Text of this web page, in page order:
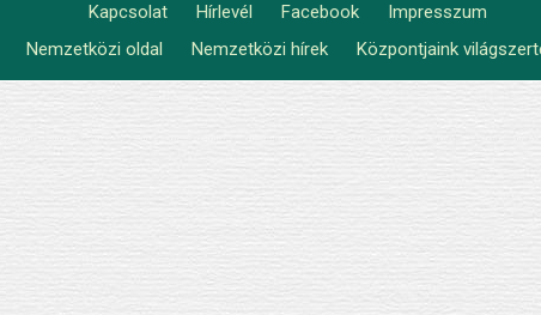
Footer
menu
Kapcsolat Hírlevél Facebook Impresszum
Lábléc2
Nemzetközi oldal Nemzetközi hírek Központjaink